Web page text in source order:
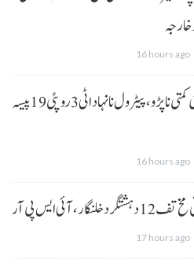
16 hours ago
حکومت نا کنڈ آن پیٹرولیم نا نہاد آتیٹی کمتی نا پڑو،پیٹرول نا نہاد اٹی 3 روپئی 19 پیسہ
16 hours ago
ایس پی آر
17 hours ago